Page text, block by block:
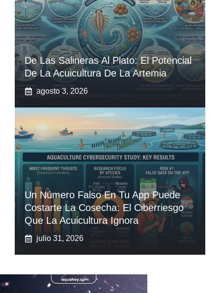
De Las Salineras Al Plato: El Potencial
De La Acuicultura De La Artemia
agosto 3, 2026
Un Número Falso En Tu App Puede
Costarte La Cosecha: El Ciberriesgo
Que La Acuicultura Ignora
julio 31, 2026